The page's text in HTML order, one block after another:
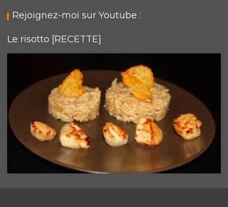
Rejoignez-moi sur Youtube :
Le risotto [RECETTE]